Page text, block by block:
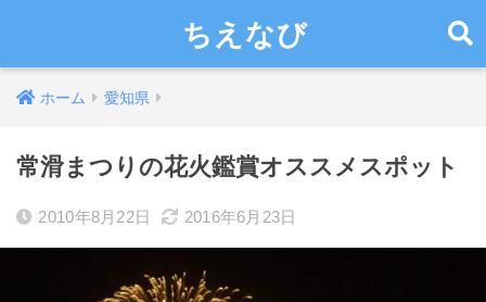
ちえなび
ホーム 愛知県
常滑まつりの花火鑑賞オススメスポット
2010年8月22日 2016年6月23日